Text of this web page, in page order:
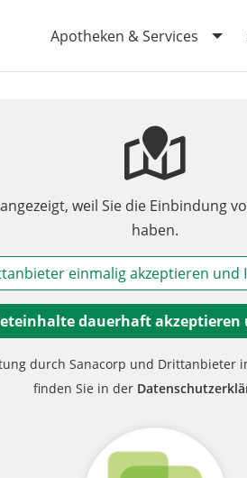
Apotheken & Services
weil Sie die Einbindung
haben.
einmalig akzeptieren und
dauerhaft akzeptieren
durch Sanacorp und Drittanbieter
finden Sie in der